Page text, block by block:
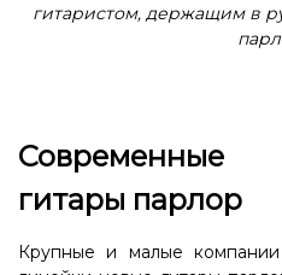
гитаристом, держащим в
Современные
гитары парлор
Крупные и малые